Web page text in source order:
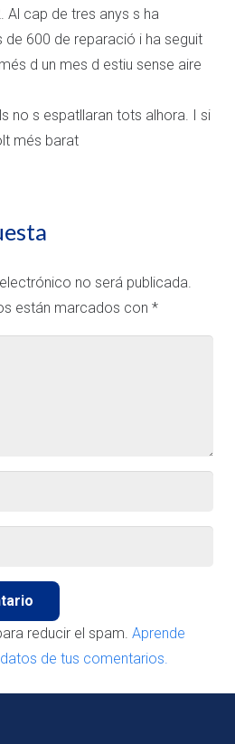
Al cap de tres anys s ha
de 600 de reparació i ha seguit
d un mes d estiu sense aire
no s espatllaran tots alhora. I si
més barat
no será publicada.
están marcados con *
reducir el spam. Aprende
de tus comentarios.